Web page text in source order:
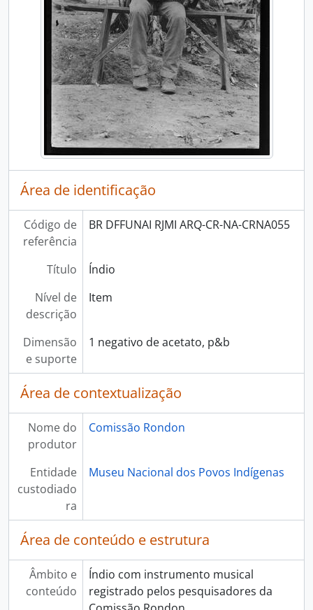
Área de identificação
Código de
referência
BR DFFUNAI RJMI ARQ-CR-NA-CRNA055
Título
Índio
Nível de
descrição
Item
Dimensão
e suporte
1 negativo de acetato, p&b
Área de contextualização
Nome do
produtor
Comissão Rondon
Entidade
custodiado
ra
Museu Nacional dos Povos Indígenas
Área de conteúdo e estrutura
Âmbito e
conteúdo
Índio com instrumento musical
registrado pelos pesquisadores da